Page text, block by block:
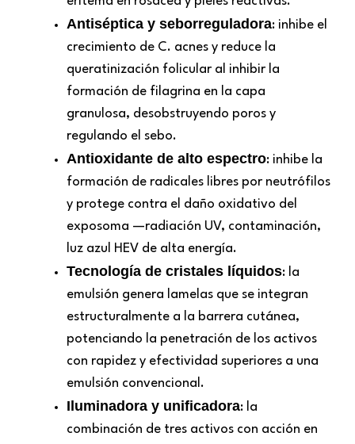
Antiséptica y seborreguladora: inhibe el
crecimiento de C. acnes y reduce la
queratinización folicular al inhibir la
formación de filagrina en la capa
granulosa, desobstruyendo poros y
regulando el sebo.
Antioxidante de alto espectro: inhibe la
formación de radicales libres por neutrófilos
y protege contra el daño oxidativo del
exposoma —radiación UV, contaminación,
luz azul HEV de alta energía.
Tecnología de cristales líquidos: la
emulsión genera lamelas que se integran
estructuralmente a la barrera cutánea,
potenciando la penetración de los activos
con rapidez y efectividad superiores a una
emulsión convencional.
Iluminadora y unificadora: la
combinación de tres activos con acción en